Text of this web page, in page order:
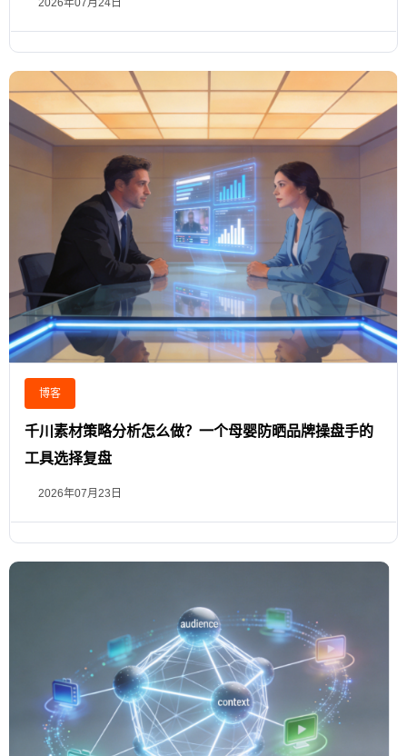
2026年07月24日
博客
千川素材策略分析怎么做？一个母婴防晒品牌操盘手的
工具选择复盘
2026年07月23日